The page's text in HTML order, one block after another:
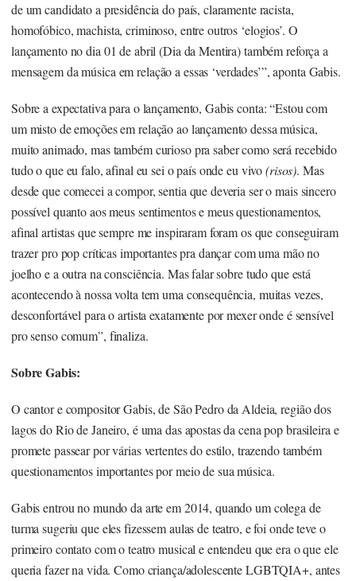
de um candidato a presidência do país, claramente racista,
homofóbico, machista, criminoso, entre outros ‘elogios’. O
lançamento no dia 01 de abril (Dia da Mentira) também reforça a
mensagem da música em relação a essas ‘verdades’”, aponta Gabis.
Sobre a expectativa para o lançamento, Gabis conta: “Estou com
um misto de emoções em relação ao lançamento dessa música,
muito animado, mas também curioso pra saber como será recebido
tudo o que eu falo, afinal eu sei o país onde eu vivo(risos). Mas
desde que comecei a compor, sentia que deveria ser o mais sincero
possível quanto aos meus sentimentos e meus questionamentos,
afinal artistas que sempre me inspiraram foram os que conseguiram
trazer pro pop críticas importantes pra dançar com uma mão no
joelho e a outra na consciência. Mas falar sobre tudo que está
acontecendo à nossa volta tem uma consequência, muitas vezes,
desconfortável para o artista exatamente por mexer onde é sensível
pro senso comum”, finaliza.
Sobre Gabis:
O cantor e compositor Gabis, de São Pedro da Aldeia, região dos
lagos do Rio de Janeiro, é uma das apostas da cena pop brasileira e
promete passear por várias vertentes do estilo, trazendo também
questionamentos importantes por meio de sua música.
Gabis entrou no mundo da arte em 2014, quando um colega de
turma sugeriu que eles fizessem aulas de teatro, e foi onde teve o
primeiro contato com o teatro musical e entendeu que era o que ele
queria fazer na vida. Como criança/adolescente LGBTQIA+, antes